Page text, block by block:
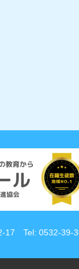
17 Tel: 0532-